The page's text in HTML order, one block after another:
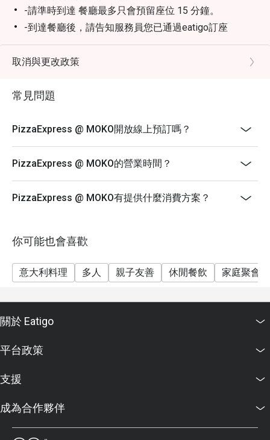
-請準時到達 餐廳最多只會預留座位 15 分鐘。
-到達餐廳後，請告知服務員您已通過eatigo訂座
-eatigo折扣僅適用於主餐牌單點食物。不適用於飲料、
套餐、其他推廣優惠。
決定權。
-折扣只限於堂食，不包括外賣等訂單。
假日期間的餐牌及價格。
-如你需要協助，請寄送電郵至
取消與更改政策
常見問題
PizzaExpress @ MOKO開放線上預訂嗎？
PizzaExpress @ MOKO的營業時間？
PizzaExpress @ MOKO有提供什麼消費方案？
你可能也會喜歡
意大利料理 多人 親子友善 休閒餐飲 家庭聚會
關於 Eatigo
平台政策
支援
成為合作夥伴